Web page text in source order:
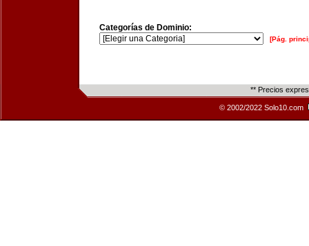
Categorías de Dominio:
[Pág.
** Precios
© 2002/2022 Solo10.com